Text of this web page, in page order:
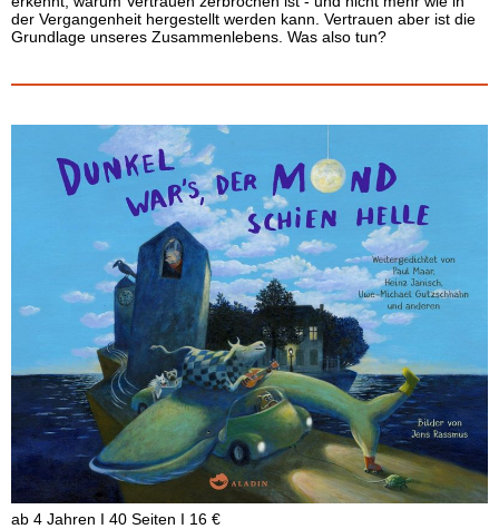
der Vergangenheit hergestellt werden kann. Vertrauen aber ist die
Grundlage unseres Zusammenlebens. Was also tun?
ab 4 Jahren I 40 Seiten I 16 €